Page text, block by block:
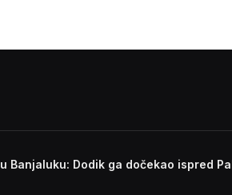
Banjaluku: Dodik ga dočekao ispred